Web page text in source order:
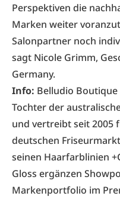
Perspektiven die
Marken weiter
Salonpartner noch
sagt Nicole Grimm,
Germany.
Info: Belludio Boutique
Tochter der
und vertreibt seit 2005
deutschen
seinen Haarfarblinien
Gloss ergänzen
Markenportfolio im